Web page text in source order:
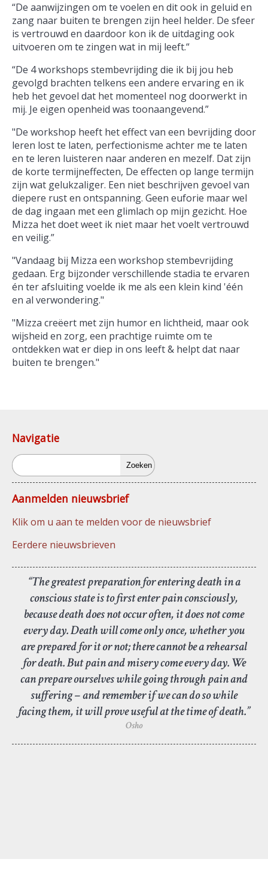
“De aanwijzingen om te voelen en dit ook in geluid en
zang naar buiten te brengen zijn heel helder. De sfeer
is vertrouwd en daardoor kon ik de uitdaging ook
uitvoeren om te zingen wat in mij leeft.“
“De 4 workshops stembevrijding die ik bij jou heb
gevolgd brachten telkens een andere ervaring en ik
heb het gevoel dat het momenteel nog doorwerkt in
mij. Je eigen openheid was toonaangevend.”
"De workshop heeft het effect van een bevrijding door
leren lost te laten, perfectionisme achter me te laten
en te leren luisteren naar anderen en mezelf. Dat zijn
de korte termijneffecten, De effecten op lange termijn
zijn wat gelukzaliger. Een niet beschrijven gevoel van
diepere rust en ontspanning. Geen euforie maar wel
de dag ingaan met een glimlach op mijn gezicht. Hoe
Mizza het doet weet ik niet maar het voelt vertrouwd
en veilig.”
"Vandaag bij Mizza een workshop stembevrijding
gedaan. Erg bijzonder verschillende stadia te ervaren
én ter afsluiting voelde ik me als een klein kind 'één
en al verwondering."
"Mizza creëert met zijn humor en lichtheid, maar ook
wijsheid en zorg, een prachtige ruimte om te
ontdekken wat er diep in ons leeft & helpt dat naar
buiten te brengen."
Navigatie
Zoeken
Aanmelden nieuwsbrief
Klik om u aan te melden voor de nieuwsbrief
Eerdere nieuwsbrieven
“The greatest preparation for entering death in a
conscious state is to first enter pain consciously,
because death does not occur often, it does not come
every day. Death will come only once, whether you
are prepared for it or not; there cannot be a rehearsal
for death. But pain and misery come every day. We
can prepare ourselves while going through pain and
suffering – and remember if we can do so while
facing them, it will prove useful at the time of death.”
Osho